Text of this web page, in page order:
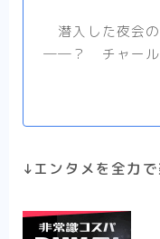
潜入した夜会
――？ チャール
↓エンタメを全力